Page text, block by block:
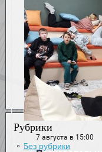
Рубрики
Без рубрики